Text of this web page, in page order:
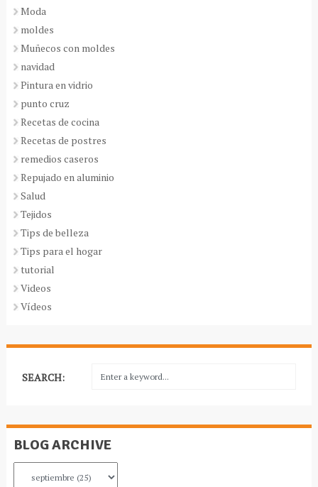
Moda
moldes
Muñecos con moldes
navidad
Pintura en vidrio
punto cruz
Recetas de cocina
Recetas de postres
remedios caseros
Repujado en aluminio
Salud
Tejidos
Tips de belleza
Tips para el hogar
tutorial
Videos
Vídeos
SEARCH:
BLOG ARCHIVE